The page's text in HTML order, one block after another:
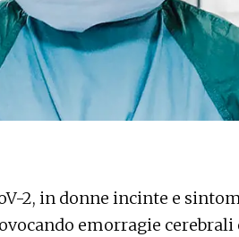
2, in donne incinte e
emorragie cerebrali